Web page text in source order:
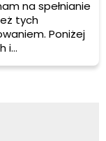
na spełnianie
tych
Poniżej
i
sobie i